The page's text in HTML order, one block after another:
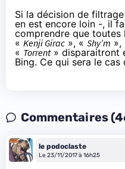
Si la décision de
en est encore loin -, il
comprendre que
« Kenji Girac », « Shy’m »,
« Torrent» disparaitront
Bing. Ce qui sera le
Commentaires
le podoclaste
Le 23/11/2017 à 16h25